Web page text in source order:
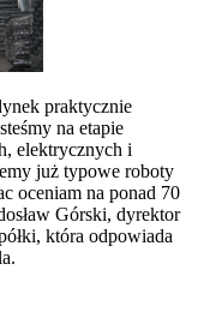
praktycznie
na etapie
elektrycznych i
już typowe roboty
oceniam na ponad 70
Górski, dyrektor
która odpowiada